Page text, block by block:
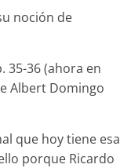
noción de
35-36 (ahora en
Albert Domingo
que hoy tiene esa
porque Ricardo